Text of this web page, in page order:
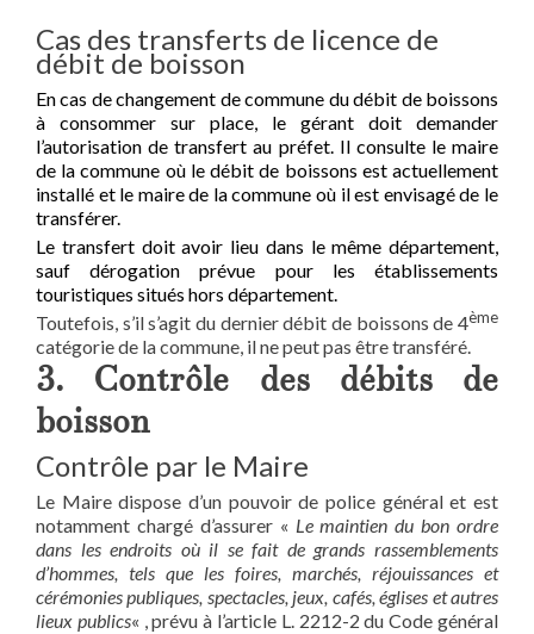
Cas des transferts de licence de
débit de boisson
En cas de changement de commune du débit de boissons
à consommer sur place, le gérant doit demander
l’autorisation de transfert au préfet. Il consulte le maire
de la commune où le débit de boissons est actuellement
installé et le maire de la commune où il est envisagé de le
transférer.
Le transfert doit avoir lieu dans le même département,
sauf dérogation prévue pour les établissements
touristiques situés hors département.
Toutefois, s’il s’agit du dernier débit de boissons de 4ème
catégorie de la commune, il ne peut pas être transféré.
3. Contrôle des débits de
boisson
Contrôle par le Maire
Le Maire dispose d’un pouvoir de police général et est
notamment chargé d’assurer « Le maintien du bon ordre
dans les endroits où il se fait de grands rassemblements
d’hommes, tels que les foires, marchés, réjouissances et
cérémonies publiques, spectacles, jeux, cafés, églises et autres
lieux publics« , prévu à l’article L. 2212-2 du Code général